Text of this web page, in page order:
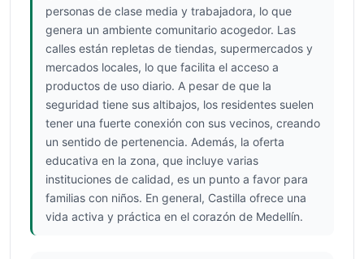
personas de clase media y trabajadora, lo que
genera un ambiente comunitario acogedor. Las
calles están repletas de tiendas, supermercados y
mercados locales, lo que facilita el acceso a
productos de uso diario. A pesar de que la
seguridad tiene sus altibajos, los residentes suelen
tener una fuerte conexión con sus vecinos, creando
un sentido de pertenencia. Además, la oferta
educativa en la zona, que incluye varias
instituciones de calidad, es un punto a favor para
familias con niños. En general, Castilla ofrece una
vida activa y práctica en el corazón de Medellín.